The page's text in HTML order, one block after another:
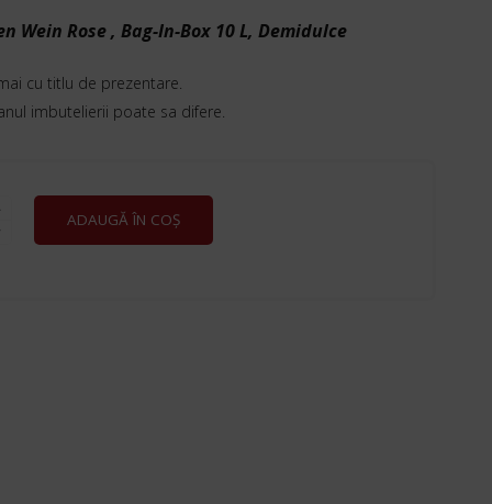
Wein Rose , Bag-In-Box 10 L, Demidulce
cu titlu de prezentare.
imbutelierii poate sa difere.
ADAUGĂ ÎN COȘ